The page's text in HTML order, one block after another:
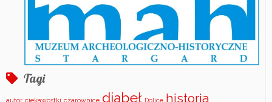
Tagi
autor ciekawostki czarownice diabeł Dolice historia